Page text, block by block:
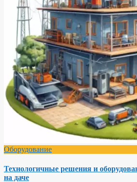
Оборудование
Технологичные решения и
на даче